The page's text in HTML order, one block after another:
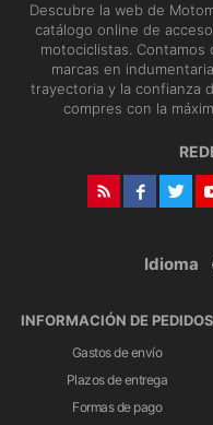
Descubre la web de
catálogo online de
motociclistas.
marcas en
trayectoria y la confianza
compres con la
Idioma
INFORMACIÓN DE PEDIDOS
Gastos de envío
Plazos de entrega
Formas de pago